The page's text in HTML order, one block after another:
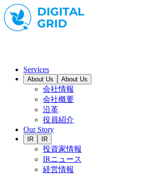
Services
About Us About Us
会社情報
会社概要
沿革
役員紹介
Our Story
IR IR
投資家情報
IRニュース
経営情報